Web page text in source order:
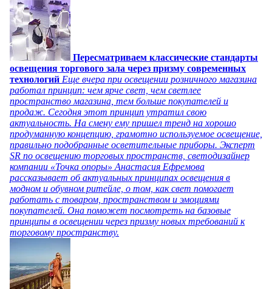
Пересматриваем классические стандарты
освещения торгового зала через призму современных
технологий Еще вчера при освещении розничного магазина
работал принцип: чем ярче свет, чем светлее
пространство магазина, тем больше покупателей и
продаж. Сегодня этот принцип утратил свою
актуальность. На смену ему пришел тренд на хорошо
продуманную концепцию, грамотно используемое освещение,
правильно подобранные осветительные приборы. Эксперт
SR по освещению торговых пространств, светодизайнер
компании «Точка опоры» Анастасия Ефремова
рассказывает об актуальных принципах освещения в
модном и обувном ритейле, о том, как свет помогает
работать с товаром, пространством и эмоциями
покупателей. Она поможет посмотреть на базовые
принципы в освещении через призму новых требований к
торговому пространству.